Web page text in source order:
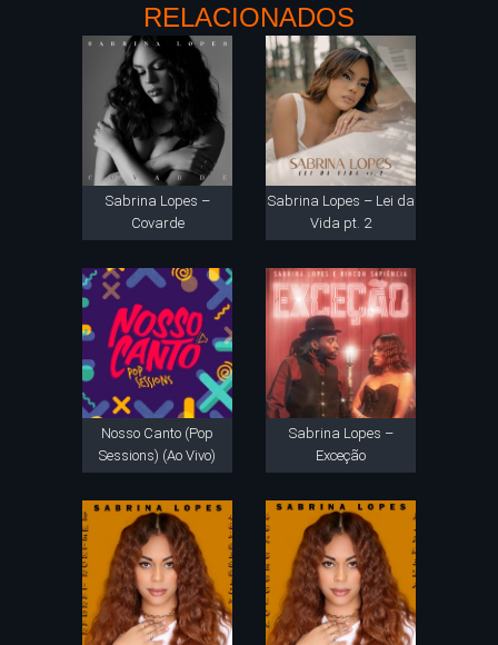
RELACIONADOS
Sabrina Lopes –
Covarde
Sabrina Lopes – Lei da
Vida pt. 2
Nosso Canto (Pop
Sessions) (Ao Vivo)
Sabrina Lopes –
Exceção